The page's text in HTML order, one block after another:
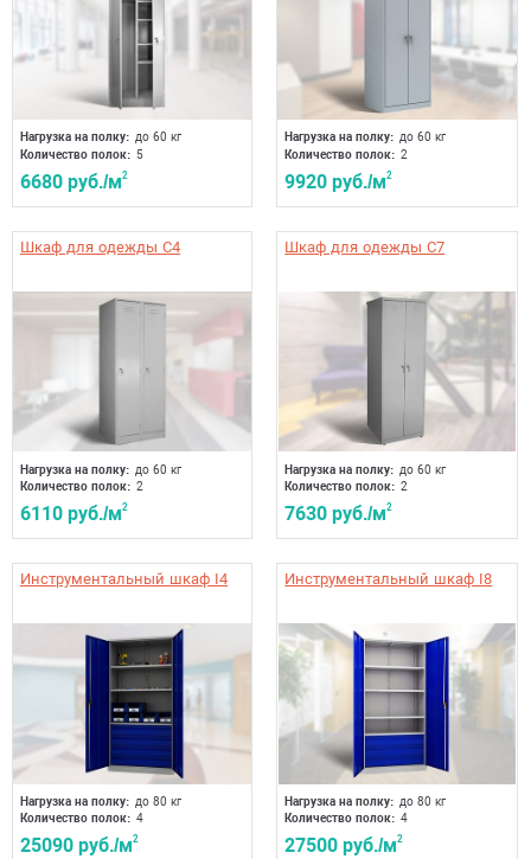
Нагрузка на полку: до 60 кг
Количество полок: 5
6680 руб./м2
Нагрузка на полку: до 60 кг
Количество полок: 2
9920 руб./м2
Шкаф для одежды C4
Нагрузка на полку: до 60 кг
Количество полок: 2
6110 руб./м2
Шкаф для одежды C7
Нагрузка на полку: до 60 кг
Количество полок: 2
7630 руб./м2
Инструментальный шкаф I4
Нагрузка на полку: до 80 кг
Количество полок: 4
25090 руб./м2
Инструментальный шкаф I8
Нагрузка на полку: до 80 кг
Количество полок: 4
27500 руб./м2